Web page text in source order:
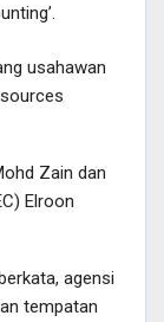
usahawan
Zain dan
Elroon
agensi
tempatan